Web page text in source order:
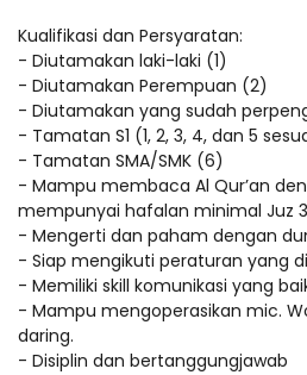
Kualifikasi dan Persyaratan:
- Diutamakan laki-laki (1)
- Diutamakan Perempuan (2)
- Diutamakan yang sudah
- Tamatan S1 (1, 2, 3, 4, dan 5
- Tamatan SMA/SMK (6)
- Mampu membaca Al Qur’an
mempunyai hafalan minimal Juz
- Mengerti dan paham dengan
- Siap mengikuti peraturan yang
- Memiliki skill komunikasi yang
- Mampu mengoperasikan mic.
daring.
- Disiplin dan bertanggungjawab